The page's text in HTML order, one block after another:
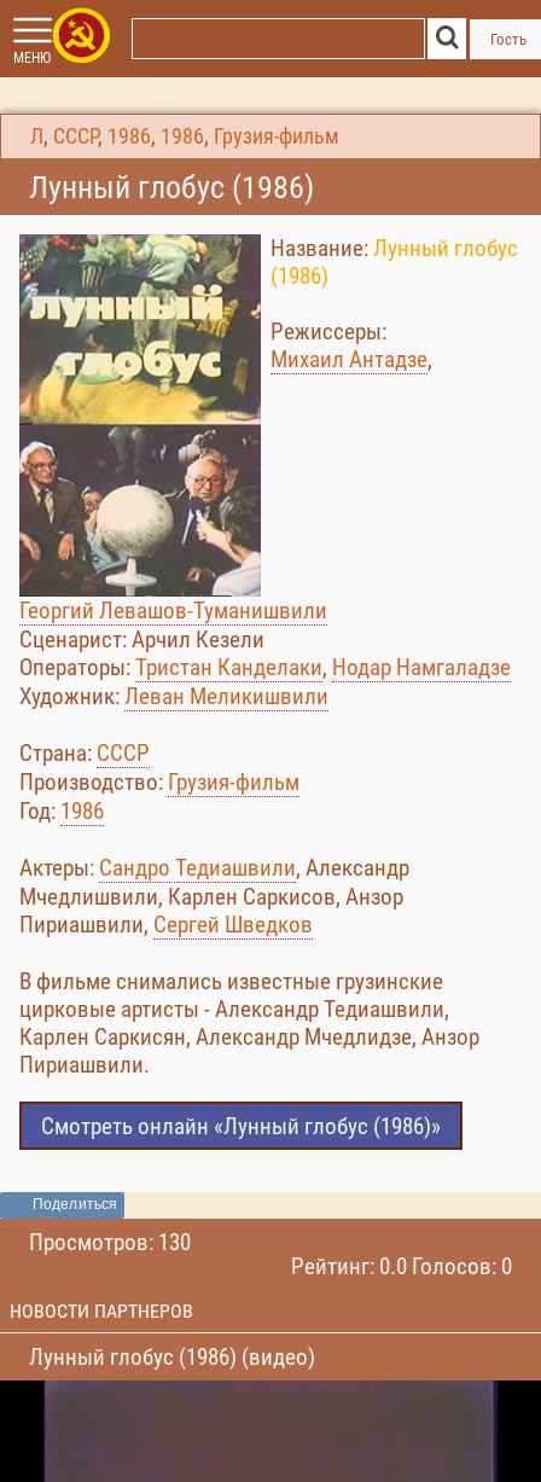
МЕНЮ
Гость
Л , СССР, 1986, 1986, Грузия-фильм
Лунный глобус (1986)
Название:Лунный глобус
(1986)
Режиссеры:
Михаил Антадзе,
Георгий Левашов-Туманишвили
Сценарист: Арчил Кезели
Операторы:Тристан Канделаки, Нодар Намгаладзе
Художник:Леван Меликишвили
Страна: СССР
Производство: Грузия-фильм
Год: 1986
Актеры: Сандро Тедиашвили, Александр
Мчедлишвили, Карлен Саркисов, Анзор
Пириашвили, Сергей Шведков
В фильме снимались известные грузинские
цирковые артисты - Александр Тедиашвили,
Карлен Саркисян, Александр Мчедлидзе, Анзор
Пириашвили.
Смотреть онлайн «Лунный глобус (1986)»
Поделиться
Просмотров: 130
Рейтинг: 0.0 Голосов: 0
НОВОСТИ ПАРТНЕРОВ
Лунный глобус (1986) (видео)